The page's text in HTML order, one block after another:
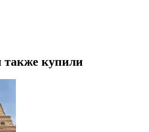
также купили